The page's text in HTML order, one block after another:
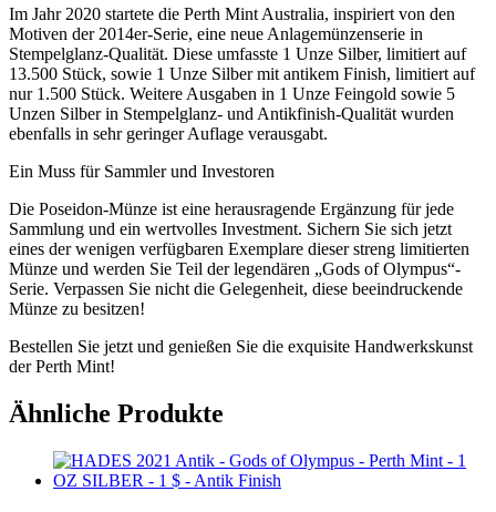
Im Jahr 2020 startete die Perth Mint Australia, inspiriert von den
Motiven der 2014er-Serie, eine neue Anlagemünzenserie in
Stempelglanz-Qualität. Diese umfasste 1 Unze Silber, limitiert auf
13.500 Stück, sowie 1 Unze Silber mit antikem Finish, limitiert auf
nur 1.500 Stück. Weitere Ausgaben in 1 Unze Feingold sowie 5
Unzen Silber in Stempelglanz- und Antikfinish-Qualität wurden
ebenfalls in sehr geringer Auflage verausgabt.
Ein Muss für Sammler und Investoren
Die Poseidon-Münze ist eine herausragende Ergänzung für jede
Sammlung und ein wertvolles Investment. Sichern Sie sich jetzt
eines der wenigen verfügbaren Exemplare dieser streng limitierten
Münze und werden Sie Teil der legendären „Gods of Olympus“-
Serie. Verpassen Sie nicht die Gelegenheit, diese beeindruckende
Münze zu besitzen!
Bestellen Sie jetzt und genießen Sie die exquisite Handwerkskunst
der Perth Mint!
Ähnliche Produkte